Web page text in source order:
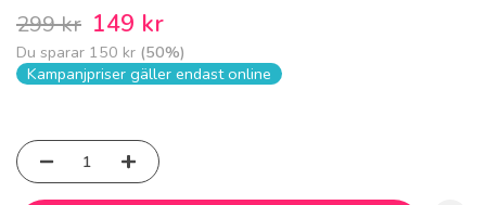
299 kr 149 kr
Du sparar 150 kr (50%)
Kampanjpriser gäller endast online